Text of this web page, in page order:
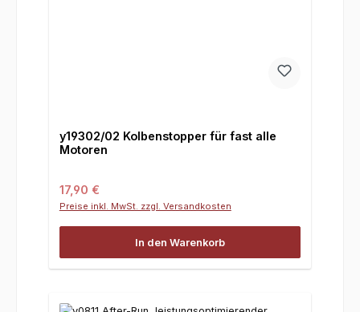
y19302/02 Kolbenstopper für fast alle
Motoren
Regulärer Preis:
17,90 €
Preise inkl. MwSt. zzgl. Versandkosten
In den Warenkorb